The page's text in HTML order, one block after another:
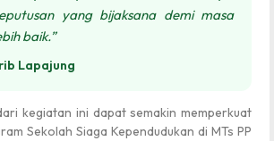
yang bijaksana demi masa
baik.”
Lapajung
kegiatan ini dapat semakin memperkuat
Sekolah Siaga Kependudukan di MTs PP